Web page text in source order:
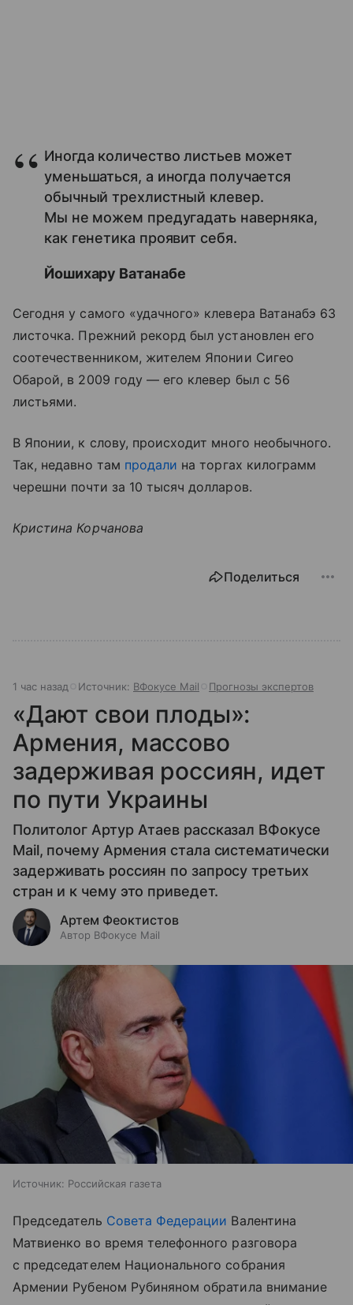
Иногда количество листьев может
уменьшаться, а иногда получается
обычный трехлистный клевер.
Мы не можем предугадать наверняка,
как генетика проявит себя.
Йошихару Ватанабе
Сегодня у самого «удачного» клевера Ватанабэ 63
листочка. Прежний рекорд был установлен его
соотечественником, жителем Японии Сигео
Обарой, в 2009 году — его клевер был с 56
листьями.
В Японии, к слову, происходит много необычного.
Так, недавно там продали на торгах килограмм
черешни почти за 10 тысяч долларов.
Кристина Корчанова
Поделиться
1 час назад Источник: ВФокусе Mail Прогнозы экспертов
«Дают свои плоды»:
Армения, массово
задерживая россиян, идет
по пути Украины
Политолог Артур Атаев рассказал ВФокусе
Mail, почему Армения стала систематически
задерживать россиян по запросу третьих
стран и к чему это приведет.
Артем Феоктистов
Автор ВФокусе Mail
Источник: Российская газета
Председатель Совета Федерации Валентина
Матвиенко во время телефонного разговора
с председателем Национального собрания
Армении Рубеном Рубиняном обратила внимание